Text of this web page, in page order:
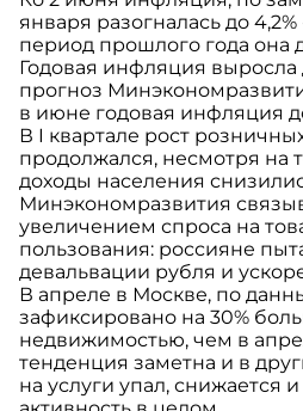
января разогналась до
период прошлого года она
Годовая инфляция выросла
прогноз
в июне годовая инфляция
В I квартале рост
продолжался, несмотря на
доходы населения
Минэкономразвития
увеличением спроса на
пользования: россияне
девальвации рубля и
В апреле в Москве, по
зафиксировано на 30%
недвижимостью, чем в
тенденция заметна и в
на услуги упал, снижается